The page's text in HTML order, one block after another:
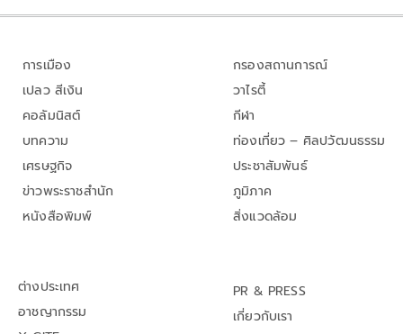
การเมือง
เปลว สีเงิน
คอลัมนิสต์
บทความ
เศรษฐกิจ
ข่าวพระราชสำนัก
หนังสือพิมพ์
กรองสถานการณ์
วาไรตี้
กีฬา
ท่องเที่ยว – ศิลปวัฒนธรรม
ประชาสัมพันธ์
ภูมิภาค
สิ่งแวดล้อม
ต่างประเทศ
อาชญากรรม
PR & PRESS
เกี่ยวกับเรา